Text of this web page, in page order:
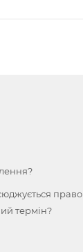
право
термін?